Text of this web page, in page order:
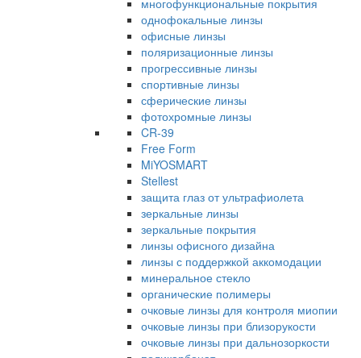
многофункциональные покрытия
однофокальные линзы
офисные линзы
поляризационные линзы
прогрессивные линзы
спортивные линзы
сферические линзы
фотохромные линзы
CR-39
Free Form
MiYOSMART
Stellest
защита глаз от ультрафиолета
зеркальные линзы
зеркальные покрытия
линзы офисного дизайна
линзы с поддержкой аккомодации
минеральное стекло
органические полимеры
очковые линзы для контроля миопии
очковые линзы при близорукости
очковые линзы при дальнозоркости